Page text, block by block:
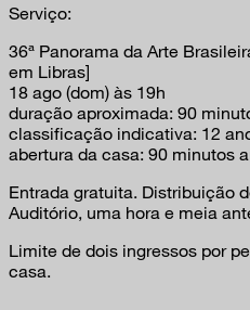
Serviço:
36ª Panorama da Arte
em Libras]
18 ago (dom) às 19h
duração aproximada: 90
classificação indicativa: 12
abertura da casa: 90 minutos
Entrada gratuita. Distribuição
Auditório, uma hora e meia
Limite de dois ingressos por
casa.